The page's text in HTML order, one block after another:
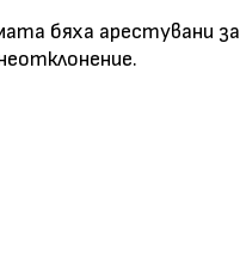
бяха арестувани за